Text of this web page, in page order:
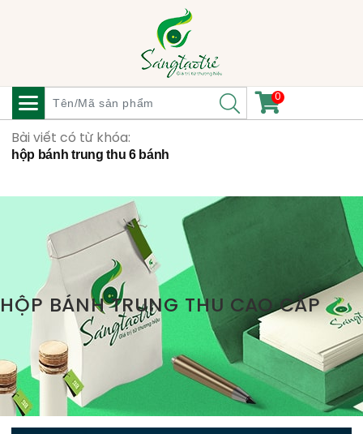
0
Bài viết có từ khóa:
hộp bánh trung thu 6 bánh
HỘP BÁNH TRUNG THU CAO CẤP